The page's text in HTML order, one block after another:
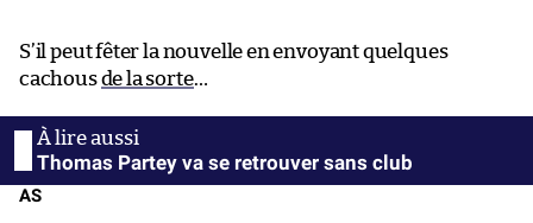
S’il peut fêter la nouvelle en envoyant quelques
cachousde la sorte…
Thomas Partey va se retrouver sans club
AS